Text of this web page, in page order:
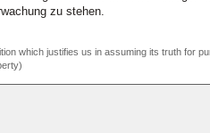
zu stehen.
which justifies us in assuming its truth for